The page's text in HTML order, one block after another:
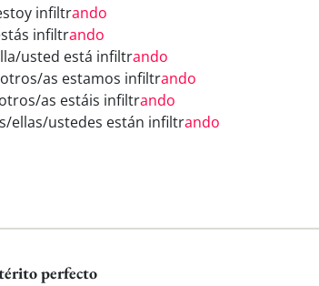
infiltrando
infiltrando
usted está infiltrando
as estamos infiltrando
as estáis infiltrando
ellas/ustedes están infiltrando
perfecto